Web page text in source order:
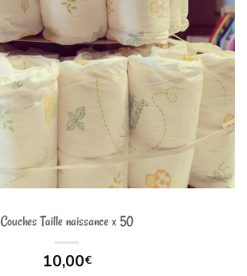
Couches Taille naissance x 50
10,00€